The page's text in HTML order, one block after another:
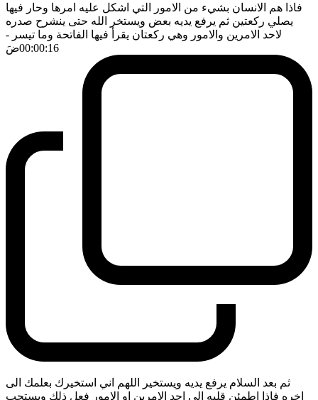
فاذا هم الانسان بشيء من الامور التي اشكل عليه امرها وحار فيها
يصلي ركعتين ثم يرفع يديه بعض ويستخر الله حتى ينشرح صدره
لاحد الامرين والامور وهي ركعتان يقرأ فيها الفاتحة وما تيسر -
00:00:16ضَ
ثم بعد السلام يرفع يديه ويستخير اللهم اني استخيرك بعلمك الى
اخره فاذا اطمئن قلبه الى احد الامرين او الامور فعل ذلك ويستحب